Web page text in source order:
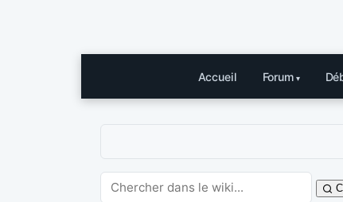
Accueil Forum